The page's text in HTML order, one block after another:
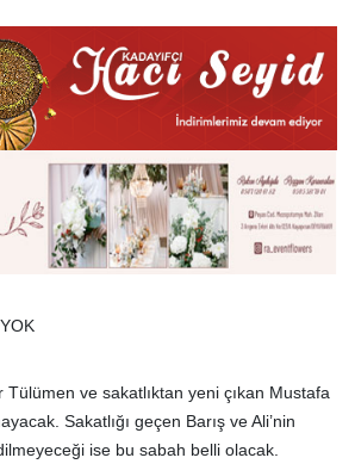
ve sakatlıktan yeni çıkan Mustafa
Sakatlığı geçen Barış ve Ali’nin
ise bu sabah belli olacak.